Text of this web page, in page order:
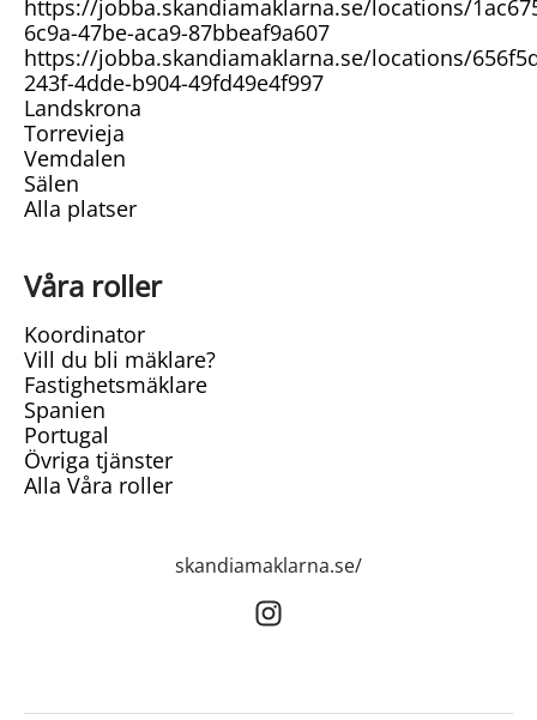
https://jobba.skandiamaklarna.se/locations/
6c9a-47be-aca9-87bbeaf9a607
https://jobba.skandiamaklarna.se/locations/
243f-4dde-b904-49fd49e4f997
Landskrona
Torrevieja
Vemdalen
Sälen
Alla platser
Våra roller
Koordinator
Vill du bli mäklare?
Fastighetsmäklare
Spanien
Portugal
Övriga tjänster
Alla Våra roller
skandiamaklarna.se/